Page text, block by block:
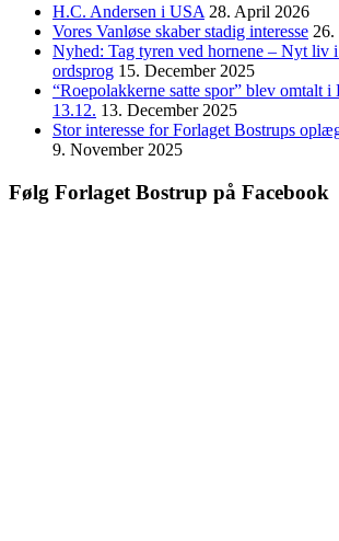
H.C. Andersen i USA 28. April 2026
Vores Vanløse skaber stadig interesse 26.
Nyhed: Tag tyren ved hornene – Nyt liv
ordsprog 15. December 2025
“Roepolakkerne satte spor” blev omtalt i
13.12. 13. December 2025
Stor interesse for Forlaget Bostrups
9. November 2025
Følg Forlaget Bostrup på Facebook